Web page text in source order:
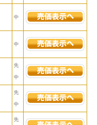
中
中
先
中
先
中
先